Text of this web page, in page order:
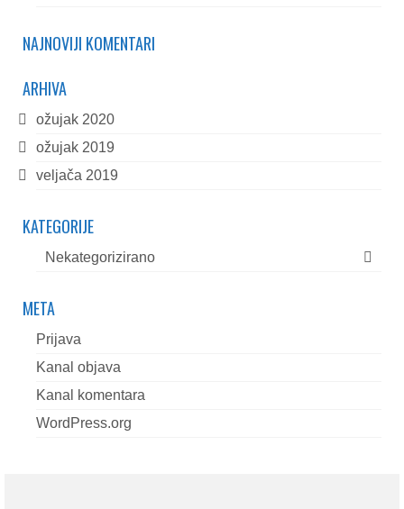
NAJNOVIJI KOMENTARI
ARHIVA
ožujak 2020
ožujak 2019
veljača 2019
KATEGORIJE
Nekategorizirano
META
Prijava
Kanal objava
Kanal komentara
WordPress.org